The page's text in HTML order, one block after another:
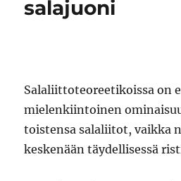
salajuoni
Salaliittoteoreetikoissa on
mielenkiintoinen
toistensa salaliitot, vaikka
keskenään täydellisessä